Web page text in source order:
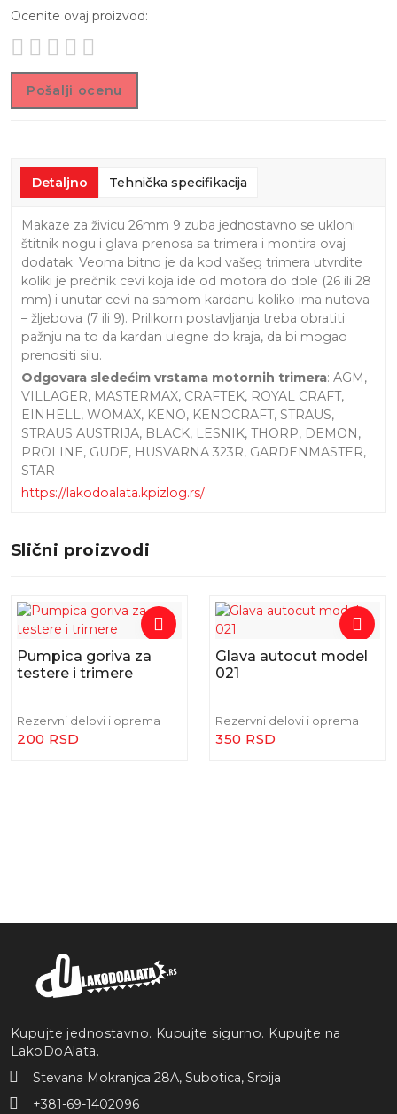
Ocenite ovaj proizvod:
Pošalji ocenu
Detaljno Tehnička specifikacija
Makaze za živicu 26mm 9 zuba jednostavno se ukloni
štitnik nogu i glava prenosa sa trimera i montira ovaj
dodatak. Veoma bitno je da kod vašeg trimera utvrdite
koliki je prečnik cevi koja ide od motora do dole (26 ili 28
mm) i unutar cevi na samom kardanu koliko ima nutova
– žljebova (7 ili 9). Prilikom postavljanja treba obratiti
pažnju na to da kardan ulegne do kraja, da bi mogao
prenositi silu.
Odgovara sledećim vrstama motornih trimera: AGM,
VILLAGER, MASTERMAX, CRAFTEK, ROYAL CRAFT,
EINHELL, WOMAX, KENO, KENOCRAFT, STRAUS,
STRAUS AUSTRIJA, BLACK, LESNIK, THORP, DEMON,
PROLINE, GUDE, HUSVARNA 323R, GARDENMASTER,
STAR
https://lakodoalata.kpizlog.rs/
Slični proizvodi
Pumpica goriva za
testere i trimere
Rezervni delovi i oprema
200 RSD
Glava autocut model
021
Rezervni delovi i oprema
350 RSD
Kupujte jednostavno. Kupujte sigurno. Kupujte na
LakoDoAlata.
Stevana Mokranjca 28A, Subotica, Srbija
+381-69-1402096